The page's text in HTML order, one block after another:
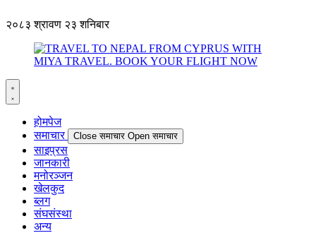
२०८३ श्रावण २३ शनिबार
होमपेज
समाचार
Close समाचार Open समाचार
साइप्रस
जानकारी
मनोरञ्जन
खेलकुद
ब्लग
संघसंस्था
अन्य